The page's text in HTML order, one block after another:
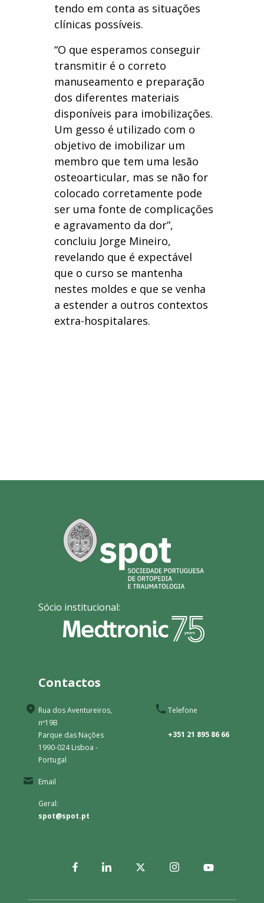
tendo em conta as situações
clínicas possíveis.
“O que esperamos conseguir
transmitir é o correto
manuseamento e preparação
dos diferentes materiais
disponíveis para imobilizações.
Um gesso é utilizado com o
objetivo de imobilizar um
membro que tem uma lesão
osteoarticular, mas se não for
colocado corretamente pode
ser uma fonte de complicações
e agravamento da dor”,
concluiu Jorge Mineiro,
revelando que é expectável
que o curso se mantenha
nestes moldes e que se venha
a estender a outros contextos
extra-hospitalares.
Sócio institucional:
Contactos
Rua dos Aventureiros,
nº19B
Parque das Nações
1990-024 Lisboa -
Portugal
Telefone
+351 21 895 86 66
Email
Geral:
spot@spot.pt